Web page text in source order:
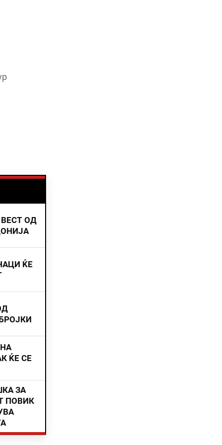
ОД
ЌЕ
ЌЕ СЕ
ЗА
ПОВИК